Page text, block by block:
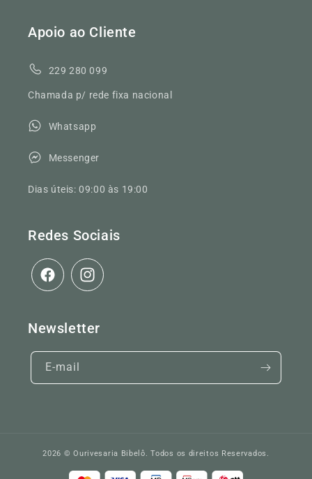
Apoio ao Cliente
229 280 099
Chamada p/ rede fixa nacional
Whatsapp
Messenger
Dias úteis: 09:00 às 19:00
Redes Sociais
FacebookInstagram
Newsletter
E-mail
2026 ©Ourivesaria Bibelô. Todos os direitos Reservados.